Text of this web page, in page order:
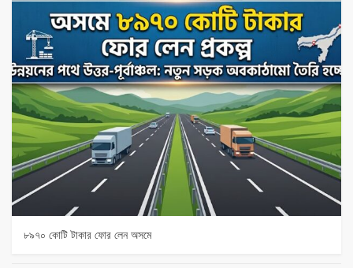
৮৯৭০ কোটি টাকার ফোর লেন অসমে